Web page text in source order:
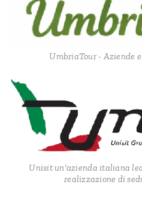
UmbriaTour - Aziende
Unisit un'azienda italiana
realizzazione di